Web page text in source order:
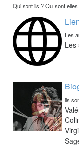
Qui sont ils ? Qui sont elles
Les
Les
ils